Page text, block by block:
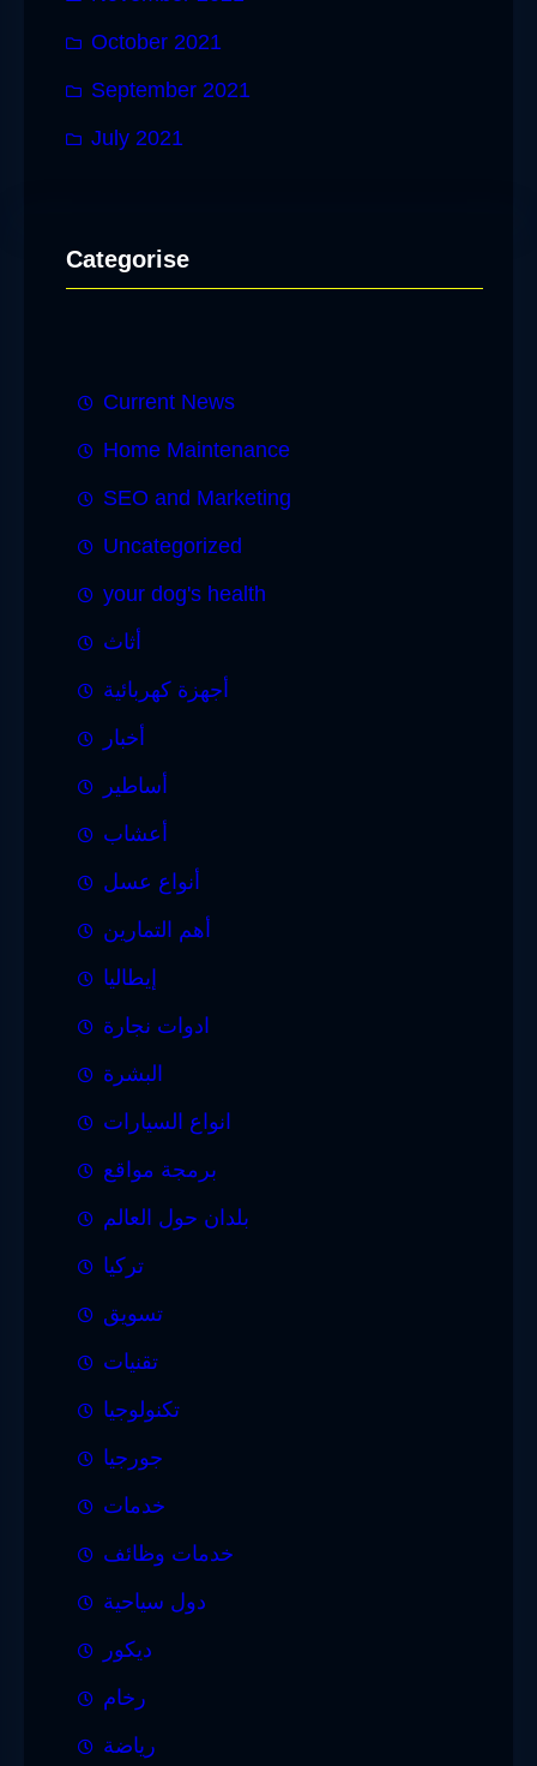
October 2021
September 2021
July 2021
Categorise
Current News
Home Maintenance
SEO and Marketing
Uncategorized
your dog's health
أثاث
أجهزة كهربائية
أخبار
أساطير
أعشاب
أنواع عسل
أهم التمارين
إيطاليا
ادوات نجارة
البشرة
انواع السيارات
برمجة مواقع
بلدان حول العالم
تركيا
تسويق
تقنيات
تكنولوجيا
جورجيا
خدمات
خدمات وظائف
دول سياحية
ديكور
رخام
رياضة